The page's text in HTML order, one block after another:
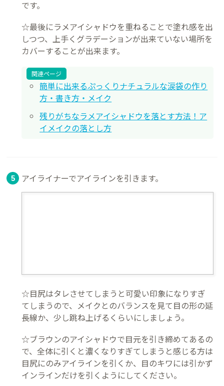
です。
☆最後にラメアイシャドウを重ねることで塗れ感を出
しつつ、上手くグラデーションが出来ていない場所を
カバーすることが出来ます。
関連ページ
簡単に出来るぷっくりナチュラルな涙袋の作り
方・書き方・メイク
残りがちなラメアイシャドウを落とす方法！ア
イメイクの落とし方
アイライナーでアイラインを引きます。
☆目尻はタレさせてしまうと可愛い印象になりすぎ
てしまうので、メイクとのバランスを見て目の形の延
長線か、少し跳ね上げるくらいにしましょう。
☆ブラウンのアイシャドウで目元を引き締めてあるの
で、全体に引くと濃くなりすぎてしまうと感じる方は
目尻にのみアイラインを引くか、目のキワには引かず
インラインだけを引くようにしてください。